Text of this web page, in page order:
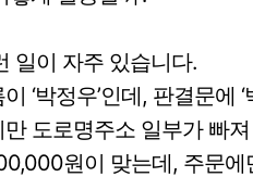
일이 자주 있습니다.
‘박정우’인데, 판결문에
만 도로명주소 일부가 빠
원이 맞는데, 주문